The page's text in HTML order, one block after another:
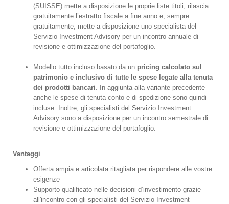
(SUISSE) mette a disposizione le proprie liste titoli, rilascia
gratuitamente l’estratto fiscale a fine anno e, sempre
gratuitamente, mette a disposizione uno specialista del
Servizio Investment Advisory per un incontro annuale di
revisione e ottimizzazione del portafoglio.
Modello tutto incluso basato da un pricing calcolato sul
patrimonio e inclusivo di tutte le spese legate alla tenuta
dei prodotti bancari. In aggiunta alla variante precedente
anche le spese di tenuta conto e di spedizione sono quindi
incluse. Inoltre, gli specialisti del Servizio Investment
Advisory sono a disposizione per un incontro semestrale di
revisione e ottimizzazione del portafoglio.
Vantaggi
Offerta ampia e articolata ritagliata per rispondere alle vostre
esigenze
Supporto qualificato nelle decisioni d’investimento grazie
all'incontro con gli specialisti del Servizio Investment